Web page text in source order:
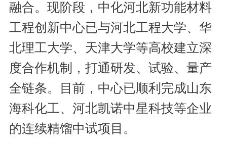
融合。现阶段，中化河北新功能材料
工程创新中心已与河北工程大学、华
北理工大学、天津大学等高校建立深
度合作机制，打通研发、试验、量产
全链条。目前，中心已顺利完成山东
海科化工、河北凯诺中星科技等企业
的连续精馏中试项目。